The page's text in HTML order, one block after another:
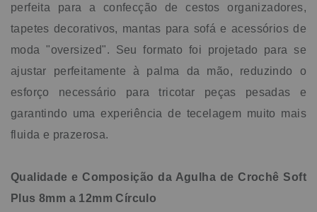
perfeita para a confecção de cestos organizadores,
tapetes decorativos, mantas para sofá e acessórios de
moda "oversized". Seu formato foi projetado para se
ajustar perfeitamente à palma da mão, reduzindo o
esforço necessário para tricotar peças pesadas e
garantindo uma experiência de tecelagem muito mais
fluida e prazerosa.
Qualidade e Composição da Agulha de Crochê Soft
Plus 8mm a 12mm Círculo